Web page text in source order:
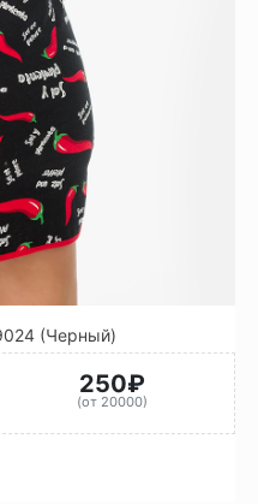
(Черный)
250₽
(от 20000)